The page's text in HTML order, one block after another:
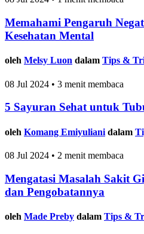
Memahami Pengaruh
Kesehatan Mental
oleh Melsy Luon dalam Tips &
08 Jul 2024 • 3 menit membaca
5 Sayuran Sehat untuk
oleh Komang Emiyuliani dalam
08 Jul 2024 • 2 menit membaca
Mengatasi Masalah Sakit
dan Pengobatannya
oleh Made Preby dalam Tips &